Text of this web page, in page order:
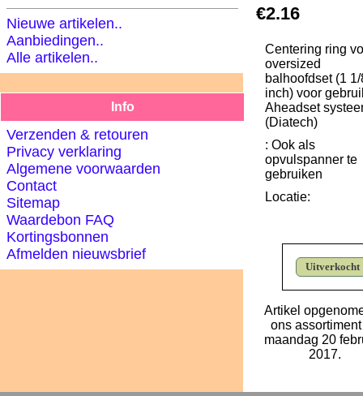
Nieuwe artikelen..
Aanbiedingen..
Alle artikelen..
Info
Verzenden & retouren
Privacy verklaring
Algemene voorwaarden
Contact
Sitemap
Waardebon FAQ
Kortingsbonnen
Afmelden nieuwsbrief
€2.16
Centering ring
oversized
balhoofdset (1
inch) voor
Aheadset
(Diatech)
: Ook als
opvulspanner te
gebruiken
Locatie:
Uitverkocht
Artikel
ons
maandag 20
2017.